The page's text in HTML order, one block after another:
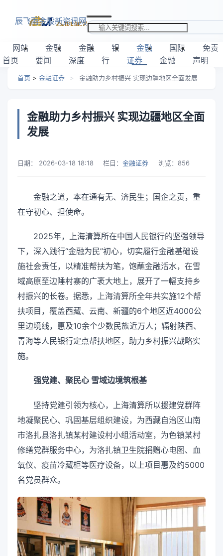
辰飞雨金股新资讯网
搜索关键词
网站
首页
金融
要闻
金融
深度
银
行
金融
证券
国际
金融
免责
声明
首页 > 金融证券 > 金融助力乡村振兴 实现边疆地区全面发展
金融助力乡村振兴 实现边疆地区全面
发展
日期： 2026-03-18 18:18 栏目： 金融证券 浏览： 856
金融之道，本在通有无、济民生；国企之责，重
在守初心、担使命。
2025年，上海清算所在中国人民银行的坚强领导
下，深入践行“金融为民”初心，切实履行金融基础设
施社会责任，以精准帮扶为笔，饱蘸金融活水，在雪
域高原至边陲村寨的广袤大地上，展开了一幅支持乡
村振兴的长卷。据悉，上海清算所全年共实施12个帮
扶项目，覆盖西藏、云南、新疆的6个地区近4000公
里边境线，惠及10余个少数民族近万人；辐射陕西、
青海等人民银行定点帮扶地区，助力乡村振兴战略实
施。
强党建、聚民心 雪域边境筑根基
坚持党建引领为核心，上海清算所以援建党群阵
地凝聚民心、巩固基层组织建设，为西藏自治区山南
市洛扎县洛扎镇某村建设村小组活动室，为色镇某村
修缮党群服务中心，为洛扎镇卫生院捐赠心电图、血
氧仪、疫苗冷藏柜等医疗设备，以上项目惠及约5000
名党员群众。